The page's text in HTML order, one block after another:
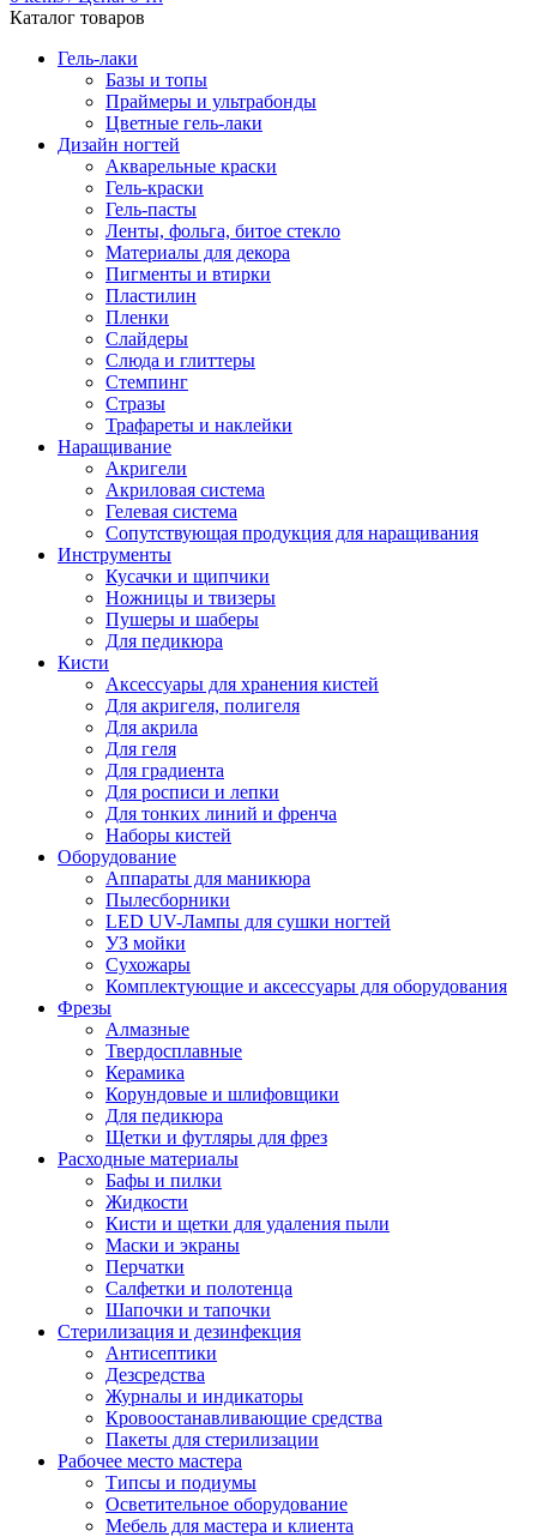
Каталог товаров
Гель-лаки
Базы и топы
Праймеры и ультрабонды
Цветные гель-лаки
Дизайн ногтей
Акварельные краски
Гель-краски
Гель-пасты
Ленты, фольга, битое стекло
Материалы для декора
Пигменты и втирки
Пластилин
Пленки
Слайдеры
Слюда и глиттеры
Стемпинг
Стразы
Трафареты и наклейки
Наращивание
Акригели
Акриловая система
Гелевая система
Сопутствующая продукция для наращивания
Инструменты
Кусачки и щипчики
Ножницы и твизеры
Пушеры и шаберы
Для педикюра
Кисти
Аксессуары для хранения кистей
Для акригеля, полигеля
Для акрила
Для геля
Для градиента
Для росписи и лепки
Для тонких линий и френча
Наборы кистей
Оборудование
Аппараты для маникюра
Пылесборники
LED UV-Лампы для сушки ногтей
УЗ мойки
Сухожары
Комплектующие и аксессуары для оборудования
Фрезы
Алмазные
Твердосплавные
Керамика
Корундовые и шлифовщики
Для педикюра
Щетки и футляры для фрез
Расходные материалы
Бафы и пилки
Жидкости
Кисти и щетки для удаления пыли
Маски и экраны
Перчатки
Салфетки и полотенца
Шапочки и тапочки
Стерилизация и дезинфекция
Антисептики
Дезсредства
Журналы и индикаторы
Кровоостанавливающие средства
Пакеты для стерилизации
Рабочее место мастера
Типсы и подиумы
Осветительное оборудование
Мебель для мастера и клиента